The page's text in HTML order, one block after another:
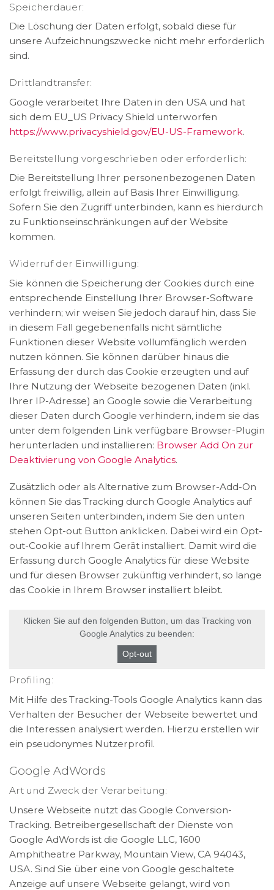
Speicherdauer:
Die Löschung der Daten erfolgt, sobald diese für
unsere Aufzeichnungszwecke nicht mehr erforderlich
sind.
Drittlandtransfer:
Google verarbeitet Ihre Daten in den USA und hat
sich dem EU_US Privacy Shield unterworfen
https://www.privacyshield.gov/EU-US-Framework.
Bereitstellung vorgeschrieben oder erforderlich:
Die Bereitstellung Ihrer personenbezogenen Daten
erfolgt freiwillig, allein auf Basis Ihrer Einwilligung.
Sofern Sie den Zugriff unterbinden, kann es hierdurch
zu Funktionseinschränkungen auf der Website
kommen.
Widerruf der Einwilligung:
Sie können die Speicherung der Cookies durch eine
entsprechende Einstellung Ihrer Browser-Software
verhindern; wir weisen Sie jedoch darauf hin, dass Sie
in diesem Fall gegebenenfalls nicht sämtliche
Funktionen dieser Website vollumfänglich werden
nutzen können. Sie können darüber hinaus die
Erfassung der durch das Cookie erzeugten und auf
Ihre Nutzung der Webseite bezogenen Daten (inkl.
Ihrer IP-Adresse) an Google sowie die Verarbeitung
dieser Daten durch Google verhindern, indem sie das
unter dem folgenden Link verfügbare Browser-Plugin
herunterladen und installieren: Browser Add On zur
Deaktivierung von Google Analytics.
Zusätzlich oder als Alternative zum Browser-Add-On
können Sie das Tracking durch Google Analytics auf
unseren Seiten unterbinden, indem Sie den unten
stehen Opt-out Button anklicken. Dabei wird ein Opt-
out-Cookie auf Ihrem Gerät installiert. Damit wird die
Erfassung durch Google Analytics für diese Website
und für diesen Browser zukünftig verhindert, so lange
das Cookie in Ihrem Browser installiert bleibt.
Klicken Sie auf den folgenden Button, um das Tracking von
Google Analytics zu beenden:
Opt-out
Profiling:
Mit Hilfe des Tracking-Tools Google Analytics kann das
Verhalten der Besucher der Webseite bewertet und
die Interessen analysiert werden. Hierzu erstellen wir
ein pseudonymes Nutzerprofil.
Google AdWords
Art und Zweck der Verarbeitung:
Unsere Webseite nutzt das Google Conversion-
Tracking. Betreibergesellschaft der Dienste von
Google AdWords ist die Google LLC, 1600
Amphitheatre Parkway, Mountain View, CA 94043,
USA. Sind Sie über eine von Google geschaltete
Anzeige auf unsere Webseite gelangt, wird von